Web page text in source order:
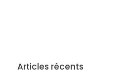
Articles récents